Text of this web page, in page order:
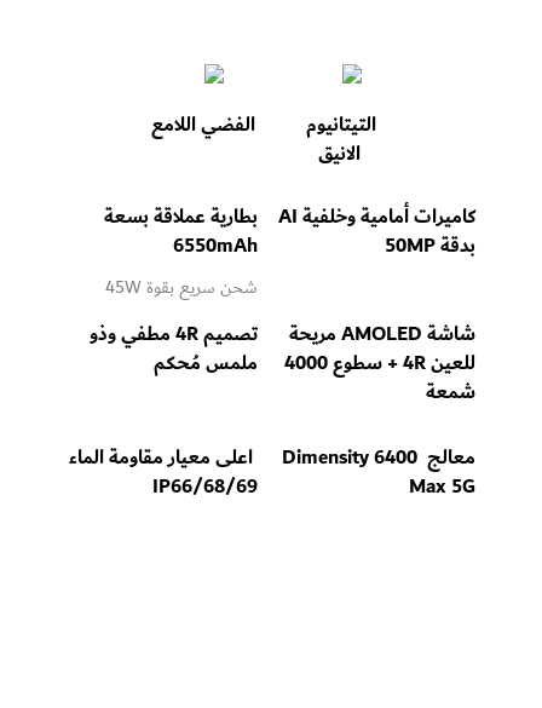
كاميرات أمامية وخلفية AI
بدقة 50MP
6550mAh
شحن سريع بقوة 45W
شاشة AMOLED مريحة
للعين 4R + سطوع 4000
شمعة
ملمس مُحكم
معالج Dimensity 6400
Max 5G
IP66/68/69
الانيق
الفضي اللامع